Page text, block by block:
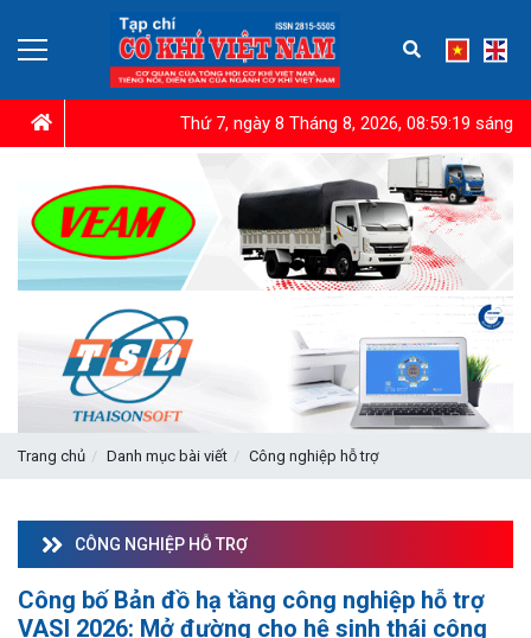
Thứ 7, ngày 8 Tháng 8, 2026, 08:59:20 sáng
Trang chủ Danh mục bài viết Công nghiệp hỗ trợ
CÔNG NGHIỆP HỖ TRỢ
Công bố Bản đồ hạ tầng công nghiệp hỗ trợ
VASI 2026: Mở đường cho hệ sinh thái công